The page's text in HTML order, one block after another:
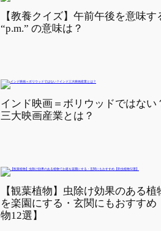
【教養クイズ】午前午後を意味す
“p.m.” の意味は？
インド映画＝ボリウッドではない
三大映画産業とは？
【観葉植物】虫除け効果のある植
を楽園にする・玄関にもおすすめ
物12選】